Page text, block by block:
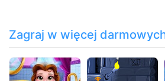
Zagraj w więcej